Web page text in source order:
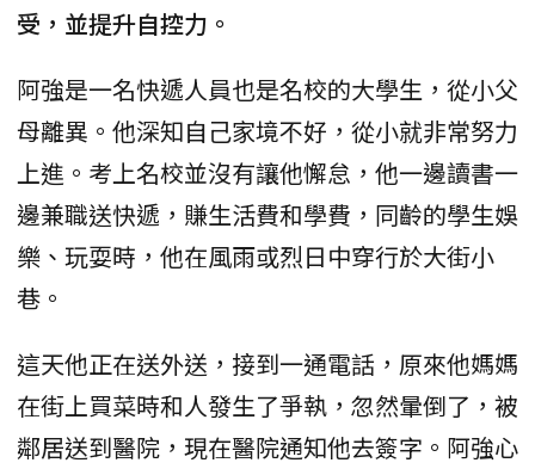
受，並提升自控力。
阿強是一名快遞人員也是名校的大學生，從小父
母離異。他深知自己家境不好，從小就非常努力
上進。考上名校並沒有讓他懈怠，他一邊讀書一
邊兼職送快遞，賺生活費和學費，同齡的學生娛
樂、玩耍時，他在風雨或烈日中穿行於大街小
巷。
這天他正在送外送，接到一通電話，原來他媽媽
在街上買菜時和人發生了爭執，忽然暈倒了，被
鄰居送到醫院，現在醫院通知他去簽字。阿強心